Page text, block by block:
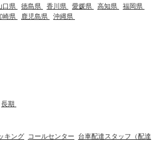
口県 徳島県 香川県 愛媛県 高知県
福岡県
崎県 鹿児島県 沖縄県
長期
キング コールセンター 台車配達スタッフ（配達